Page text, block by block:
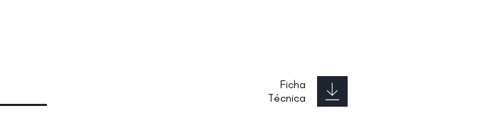
Ficha
Técnica